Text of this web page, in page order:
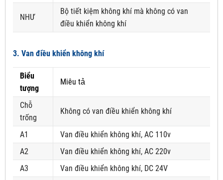
NHƯ
Bộ tiết kiệm không khí mà không có van
điều khiển không khí
3. Van điều khiển không khí
Biểu
tượng
Miêu tả
Chỗ
trống
Không có van điều khiển không khí
A1
Van điều khiển không khí, AC 110v
A2
Van điều khiển không khí, AC 220v
A3
Van điều khiển không khí, DC 24V